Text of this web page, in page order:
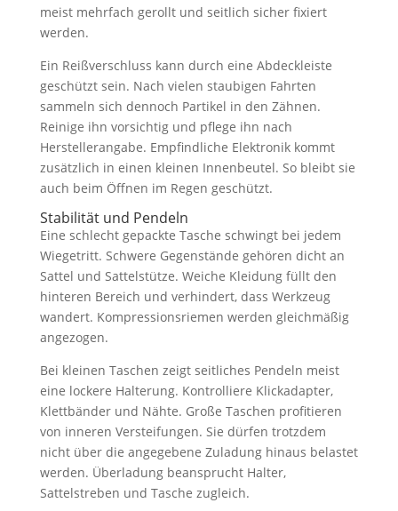
meist mehrfach gerollt und seitlich sicher fixiert
werden.
Ein Reißverschluss kann durch eine Abdeckleiste
geschützt sein. Nach vielen staubigen Fahrten
sammeln sich dennoch Partikel in den Zähnen.
Reinige ihn vorsichtig und pflege ihn nach
Herstellerangabe. Empfindliche Elektronik kommt
zusätzlich in einen kleinen Innenbeutel. So bleibt sie
auch beim Öffnen im Regen geschützt.
Stabilität und Pendeln
Eine schlecht gepackte Tasche schwingt bei jedem
Wiegetritt. Schwere Gegenstände gehören dicht an
Sattel und Sattelstütze. Weiche Kleidung füllt den
hinteren Bereich und verhindert, dass Werkzeug
wandert. Kompressionsriemen werden gleichmäßig
angezogen.
Bei kleinen Taschen zeigt seitliches Pendeln meist
eine lockere Halterung. Kontrolliere Klickadapter,
Klettbänder und Nähte. Große Taschen profitieren
von inneren Versteifungen. Sie dürfen trotzdem
nicht über die angegebene Zuladung hinaus belastet
werden. Überladung beansprucht Halter,
Sattelstreben und Tasche zugleich.